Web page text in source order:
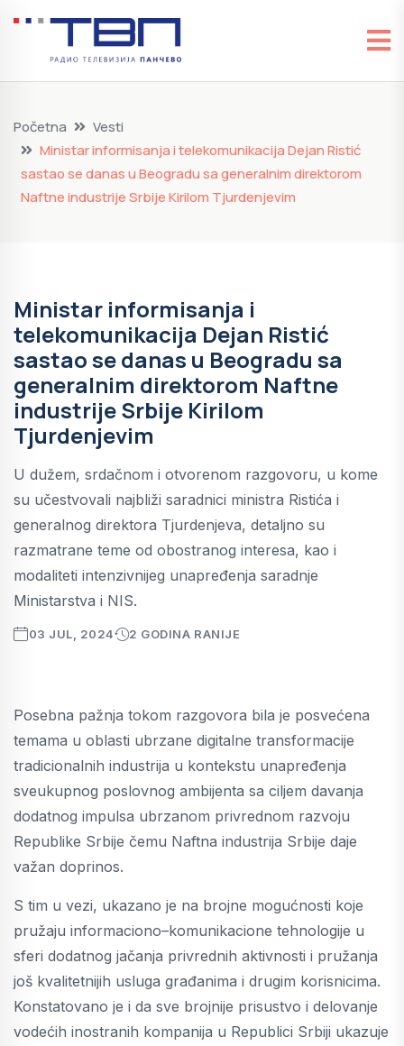
Početna
Vesti
Ministar informisanja i telekomunikacija Dejan Ristić
sastao se danas u Beogradu sa generalnim direktorom
Naftne industrije Srbije Kirilom Tjurdenjevim
Ministar informisanja i
telekomunikacija Dejan Ristić
sastao se danas u Beogradu sa
generalnim direktorom Naftne
industrije Srbije Kirilom
Tjurdenjevim
U dužem, srdačnom i otvorenom razgovoru, u kome
su učestvovali najbliži saradnici ministra Ristića i
generalnog direktora Tjurdenjeva, detaljno su
razmatrane teme od obostranog interesa, kao i
modaliteti intenzivnijeg unapređenja saradnje
Ministarstva i NIS.
03 JUL, 2024 2 GODINA RANIJE
Posebna pažnja tokom razgovora bila je posvećena
temama u oblasti ubrzane digitalne transformacije
tradicionalnih industrija u kontekstu unapređenja
sveukupnog poslovnog ambijenta sa ciljem davanja
dodatnog impulsa ubrzanom privrednom razvoju
Republike Srbije čemu Naftna industrija Srbije daje
važan doprinos.
S tim u vezi, ukazano je na brojne mogućnosti koje
pružaju informaciono–komunikacione tehnologije u
sferi dodatnog jačanja privrednih aktivnosti i pružanja
još kvalitetnijih usluga građanima i drugim korisnicima.
Konstatovano je i da sve brojnije prisustvo i delovanje
vodećih inostranih kompanija u Republici Srbiji ukazuje